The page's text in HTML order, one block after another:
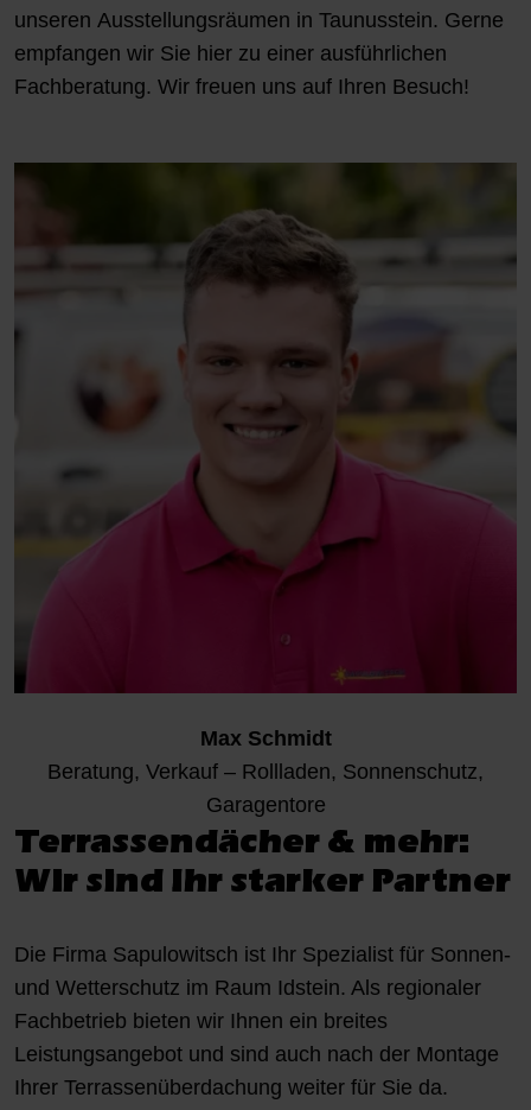
unseren Ausstellungsräumen in Taunusstein. Gerne
empfangen wir Sie hier zu einer ausführlichen
Fachberatung. Wir freuen uns auf Ihren Besuch!
Max Schmidt
Beratung, Verkauf – Rollladen, Sonnenschutz,
Garagentore
Terrassendächer & mehr:
Wir sind Ihr starker Partner
Die Firma Sapulowitsch ist Ihr Spezialist für Sonnen-
und Wetterschutz im Raum Idstein. Als regionaler
Fachbetrieb bieten wir Ihnen ein breites
Leistungsangebot und sind auch nach der Montage
Ihrer Terrassenüberdachung weiter für Sie da.